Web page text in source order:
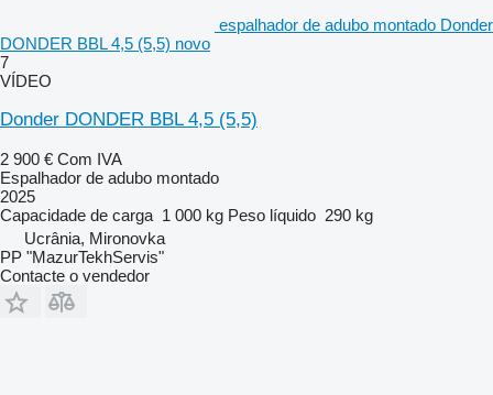
espalhador de adubo montado Donder
DONDER BBL 4,5 (5,5) novo
7
VÍDEO
Donder DONDER BBL 4,5 (5,5)
2 900 € Com IVA
Espalhador de adubo montado
2025
Capacidade de carga 1 000 kg Peso líquido 290 kg
Ucrânia, Mironovka
PP "MazurTekhServis"
Contacte o vendedor